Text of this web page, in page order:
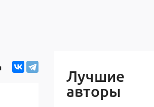
Лучшие
авторы